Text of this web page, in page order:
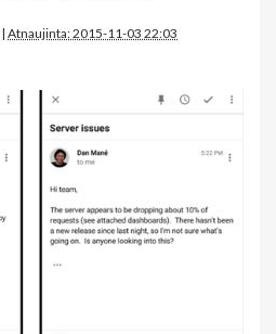
| Atnaujinta: 2015-11-03 22:03